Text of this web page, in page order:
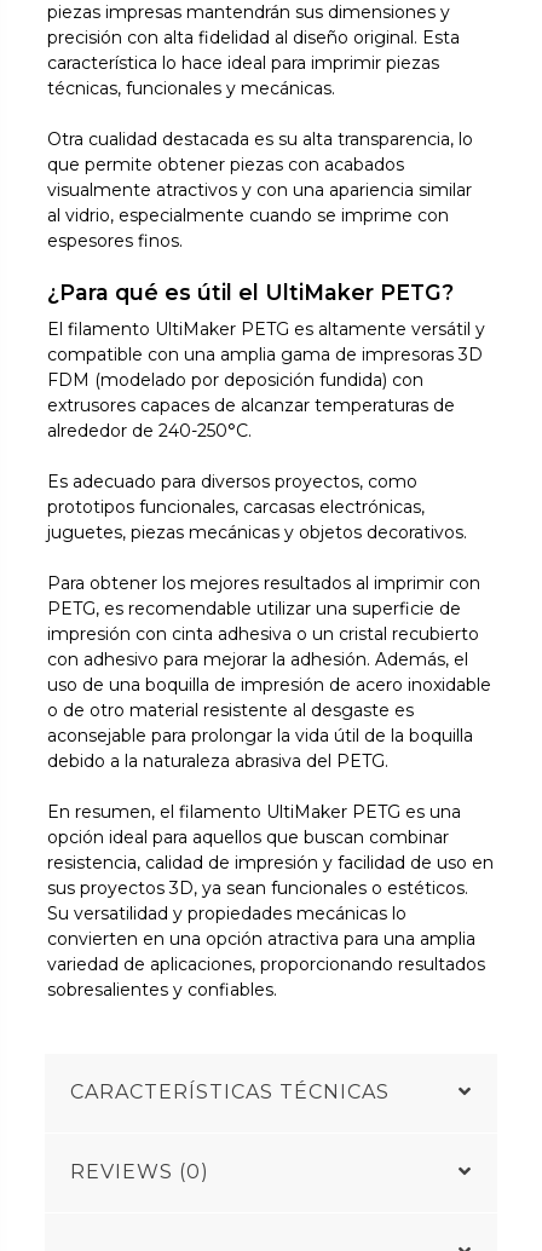
piezas impresas mantendrán sus dimensiones y
precisión con alta fidelidad al diseño original. Esta
característica lo hace ideal para imprimir piezas
técnicas, funcionales y mecánicas.
Otra cualidad destacada es su alta transparencia, lo
que permite obtener piezas con acabados
visualmente atractivos y con una apariencia similar
al vidrio, especialmente cuando se imprime con
espesores finos.
¿Para qué es útil el UltiMaker PETG?
El filamento UltiMaker PETG es altamente versátil y
compatible con una amplia gama de impresoras 3D
FDM (modelado por deposición fundida) con
extrusores capaces de alcanzar temperaturas de
alrededor de 240-250°C.
Es adecuado para diversos proyectos, como
prototipos funcionales, carcasas electrónicas,
juguetes, piezas mecánicas y objetos decorativos.
Para obtener los mejores resultados al imprimir con
PETG, es recomendable utilizar una superficie de
impresión con cinta adhesiva o un cristal recubierto
con adhesivo para mejorar la adhesión. Además, el
uso de una boquilla de impresión de acero inoxidable
o de otro material resistente al desgaste es
aconsejable para prolongar la vida útil de la boquilla
debido a la naturaleza abrasiva del PETG.
En resumen, el filamento UltiMaker PETG es una
opción ideal para aquellos que buscan combinar
resistencia, calidad de impresión y facilidad de uso en
sus proyectos 3D, ya sean funcionales o estéticos.
Su versatilidad y propiedades mecánicas lo
convierten en una opción atractiva para una amplia
variedad de aplicaciones, proporcionando resultados
sobresalientes y confiables.
CARACTERÍSTICAS TÉCNICAS
REVIEWS (0)